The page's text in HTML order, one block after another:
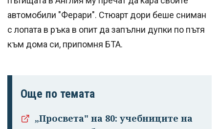
автомобили "Ферари". Стюарт дори беше сниман
с лопата в ръка в опит да запълни дупки по пътя
към дома си, припомня БТА.
Още по темата
„Просвета" на 80: учебниците на